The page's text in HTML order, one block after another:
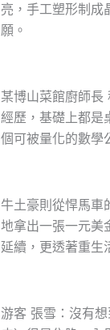
亮，手工塑形制成
願。
某博山菜館廚師長
經歷，基礎上都是
個可被量化的數學
牛土豪則從悍馬車
地拿出一張一元美
延續，更透著重生
游客 張雪：沒有